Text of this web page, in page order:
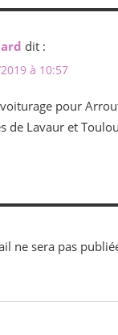
dit :
à 10:57
pour
de Lavaur et
ne sera pas